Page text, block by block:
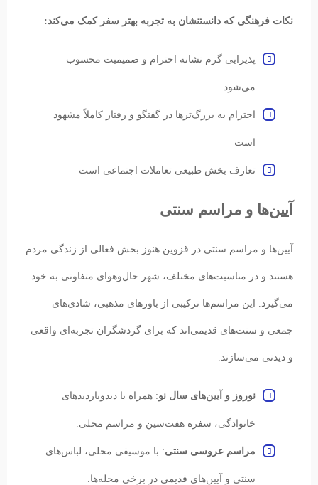
نکات فرهنگی که دانستنشان به تجربه بهتر سفر کمک می‌کند:
پذیرایی گرم نشانه احترام و صمیمیت محسوب
می‌شود
احترام به بزرگ‌ترها در گفتگو و رفتار کاملاً مشهود
است
تعارف بخش طبیعی تعاملات اجتماعی است
آیین‌ها و مراسم سنتی
آیین‌ها و مراسم سنتی در قزوین هنوز بخش فعالی از زندگی مردم
هستند و در مناسبت‌های مختلف، شهر حال‌وهوای متفاوتی به خود
می‌گیرد. این مراسم‌ها ترکیبی از باورهای مذهبی، شادی‌های
جمعی و سنت‌های قدیمی‌اند که برای گردشگران تجربه‌ای واقعی
و دیدنی می‌سازند.
نوروز و آیین‌های سال نو: همراه با دیدوبازدیدهای
خانوادگی، سفره هفت‌سین و مراسم محلی.
مراسم عروسی سنتی: با موسیقی محلی، لباس‌های
سنتی و آیین‌های قدیمی در برخی محله‌ها.